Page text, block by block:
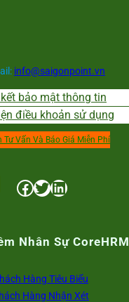
info@saigonpoint.vn
bảo mật thông tin
điều khoản sử dụng
Tư Vấn Và Báo Giá Miễn Phí
Facebook Twitter LinkedIn
Nhân Sự CoreHRM
Hàng Tiêu Biểu
Hàng Nhận Xét